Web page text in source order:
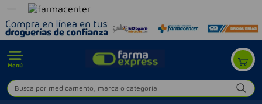
Menú
Busca por medicamento, marca o categoría